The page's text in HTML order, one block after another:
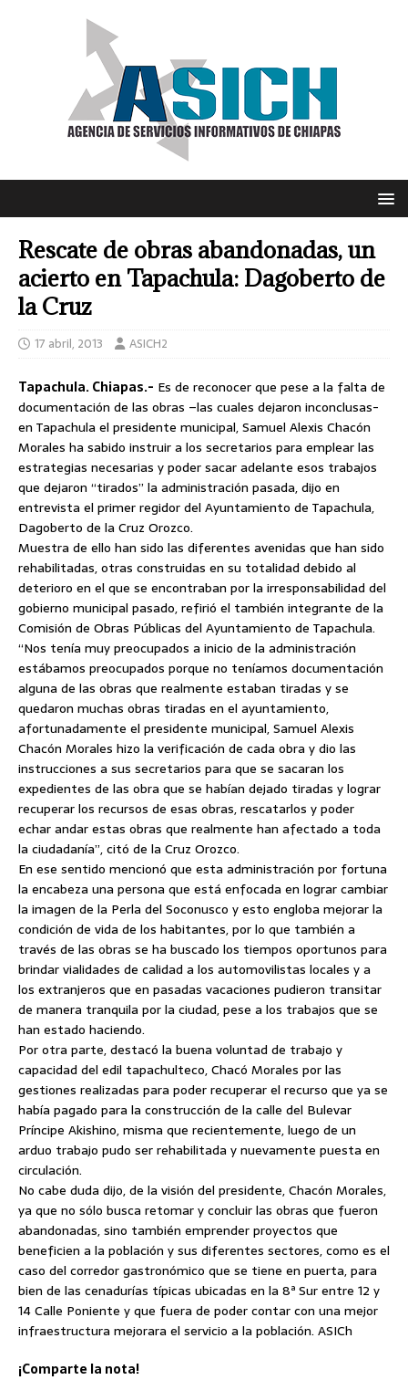
Rescate de obras abandonadas, un
acierto en Tapachula: Dagoberto de
la Cruz
17 abril, 2013 ASICH2
Tapachula. Chiapas.- Es de reconocer que pese a la falta de
documentación de las obras –las cuales dejaron inconclusas-
en Tapachula el presidente municipal, Samuel Alexis Chacón
Morales ha sabido instruir a los secretarios para emplear las
estrategias necesarias y poder sacar adelante esos trabajos
que dejaron “tirados” la administración pasada, dijo en
entrevista el primer regidor del Ayuntamiento de Tapachula,
Dagoberto de la Cruz Orozco.
Muestra de ello han sido las diferentes avenidas que han sido
rehabilitadas, otras construidas en su totalidad debido al
deterioro en el que se encontraban por la irresponsabilidad del
gobierno municipal pasado, refirió el también integrante de la
Comisión de Obras Públicas del Ayuntamiento de Tapachula.
“Nos tenía muy preocupados a inicio de la administración
estábamos preocupados porque no teníamos documentación
alguna de las obras que realmente estaban tiradas y se
quedaron muchas obras tiradas en el ayuntamiento,
afortunadamente el presidente municipal, Samuel Alexis
Chacón Morales hizo la verificación de cada obra y dio las
instrucciones a sus secretarios para que se sacaran los
expedientes de las obra que se habían dejado tiradas y lograr
recuperar los recursos de esas obras, rescatarlos y poder
echar andar estas obras que realmente han afectado a toda
la ciudadanía”, citó de la Cruz Orozco.
En ese sentido mencionó que esta administración por fortuna
la encabeza una persona que está enfocada en lograr cambiar
la imagen de la Perla del Soconusco y esto engloba mejorar la
condición de vida de los habitantes, por lo que también a
través de las obras se ha buscado los tiempos oportunos para
brindar vialidades de calidad a los automovilistas locales y a
los extranjeros que en pasadas vacaciones pudieron transitar
de manera tranquila por la ciudad, pese a los trabajos que se
han estado haciendo.
Por otra parte, destacó la buena voluntad de trabajo y
capacidad del edil tapachulteco, Chacó Morales por las
gestiones realizadas para poder recuperar el recurso que ya se
había pagado para la construcción de la calle del Bulevar
Príncipe Akishino, misma que recientemente, luego de un
arduo trabajo pudo ser rehabilitada y nuevamente puesta en
circulación.
No cabe duda dijo, de la visión del presidente, Chacón Morales,
ya que no sólo busca retomar y concluir las obras que fueron
abandonadas, sino también emprender proyectos que
beneficien a la población y sus diferentes sectores, como es el
caso del corredor gastronómico que se tiene en puerta, para
bien de las cenadurías típicas ubicadas en la 8ª Sur entre 12 y
14 Calle Poniente y que fuera de poder contar con una mejor
infraestructura mejorara el servicio a la población. ASICh
¡Comparte la nota!